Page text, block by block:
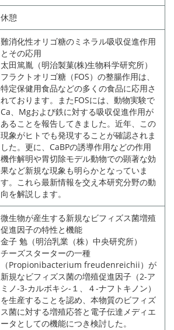
休憩
難消化性オリゴ糖のミネラル吸収促進作用
とその応用
太田篤胤（明治製菓(株)生物科学研究所）
フラクトオリゴ糖（FOS）の整腸作用は、
特定保健用食品などの多くの食品に応用さ
れております。またFOSには、動物実験で
Ca、Mgおよび鉄に対する吸収促進作用が
あることを報告してきました。近年、この
現象がヒトでも発現することが確認されま
した。更に、CaBPの誘導作用などの作用
機作解明や胃切除モデル動物での顕著な効
果など新規な現象も明らかとなっていま
す。これら最新情報を交え本研究分野の動
向を解説します。
微生物が産生する新規なビフィズス菌増殖
促進因子の特性と機能
金子 勉（明治乳業（株）中央研究所）
チーズスターターの一種
（Propionibacterium freudenreichii）が
新規なビフィズス菌の増殖促進因子（2‐ア
ミノ‐3‐カルボキシ‐１、４‐ナフトキノン）
を生産することを認め、本物質のビフィズ
ス菌に対する増殖応答と電子伝達メディエ
ータとしての機能につき検討した。